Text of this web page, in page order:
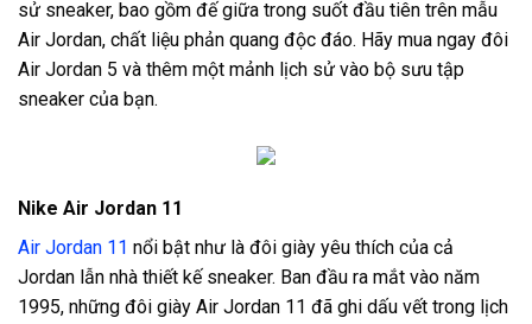
sử sneaker, bao gồm đế giữa trong suốt đầu tiên trên mẫu
Air Jordan, chất liệu phản quang độc đáo. Hãy mua ngay đôi
Air Jordan 5 và thêm một mảnh lịch sử vào bộ sưu tập
sneaker của bạn.
Nike Air Jordan 11
Air Jordan 11 nổi bật như là đôi giày yêu thích của cả
Jordan lẫn nhà thiết kế sneaker. Ban đầu ra mắt vào năm
1995, những đôi giày Air Jordan 11 đã ghi dấu vết trong lịch